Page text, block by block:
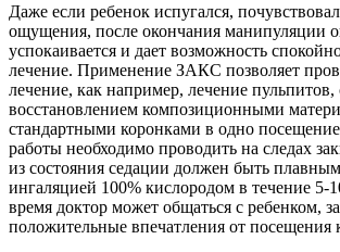
Даже если ребенок испугался,
ощущения, после окончания манипуляции
успокаивается и дает возможность
лечение. Применение ЗАКС позволяет
лечение, как например, лечение
восстановлением композиционными
стандартными коронками в одно
работы необходимо проводить на следах
из состояния седации должен быть
ингаляцией 100% кислородом в течение 5-
время доктор может общаться с ребенком,
положительные впечатления от посещения